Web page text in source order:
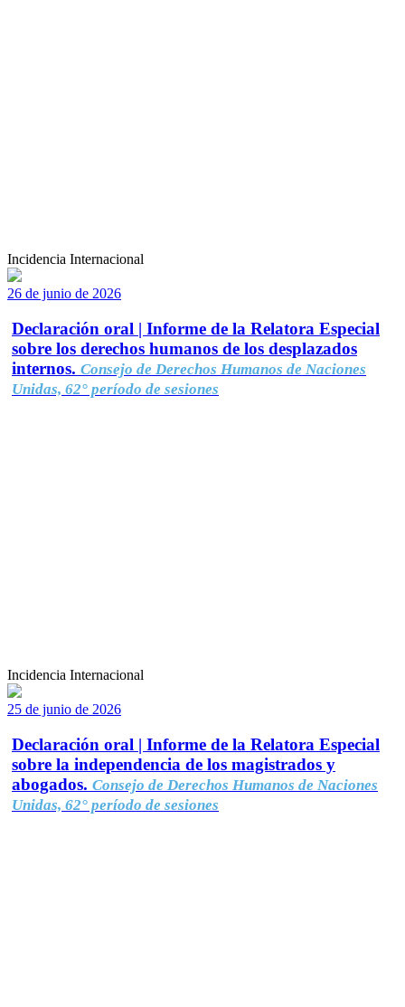
Incidencia Internacional
26 de junio de 2026
Declaración oral | Informe de la Relatora Especial
sobre los derechos humanos de los desplazados
internos. Consejo de Derechos Humanos de Naciones
Unidas, 62° período de sesiones
Incidencia Internacional
25 de junio de 2026
Declaración oral | Informe de la Relatora Especial
sobre la independencia de los magistrados y
abogados. Consejo de Derechos Humanos de Naciones
Unidas, 62° período de sesiones